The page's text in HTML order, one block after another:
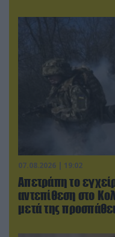
07.08.2026 | 19:02
Απετράπη το
αντεπίθεση στο
μετά της